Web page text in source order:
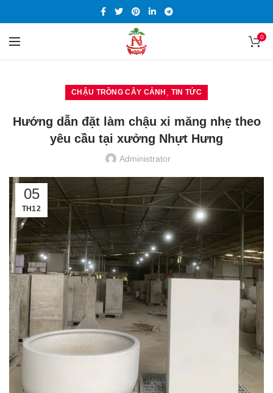
0
CHẬU TRỒNG CÂY CẢNH TIN TỨC
Hướng dẫn đặt làm chậu xi măng nhẹ theo
yêu cầu tại xưởng Nhựt Hưng
Administrator
05
TH12